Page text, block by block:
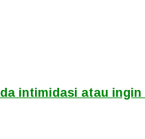
intimidasi atau ingin